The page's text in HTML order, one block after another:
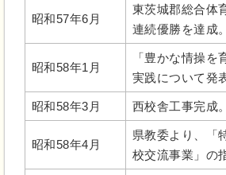
昭和57年6月
東茨城郡総合体
連続優勝を達成。
昭和58年1月
「豊かな情操を
実践について発
昭和58年3月 西校舎工事完成。
昭和58年4月
県教委より、「
校交流事業」の